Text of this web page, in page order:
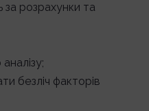
за розрахунки та
безліч факторів